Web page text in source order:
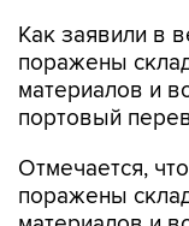
Как заявили в
поражены
материалов и
портовый
Отмечается,
поражены